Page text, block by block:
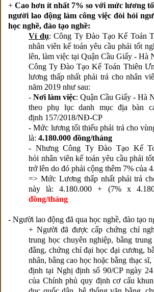
+ Cao hơn ít nhất 7% so với mức lương
người lao động làm công việc đòi hỏi
học nghề, đào tạo nghề:
Ví dụ: Công Ty Đào Tạo Kế Toán
nhân viên kế toán yêu cầu phải tốt
lên, làm việc tại Quận Cầu Giấy - Hà
Công Ty Đào Tạo Kế Toán Thiên
lương thấp nhất phải trả cho nhân
năm 2019 như sau:
- Nơi làm việc: Quận Cầu Giấy - Hà
theo phụ lục danh mục địa bàn
định 157/2018/NĐ-CP
- Mức lương tối thiểu phải trả cho
là: 4.180.000 đồng/tháng
- Nhưng Công Ty Đào Tạo Kế
hỏi nhân viên kế toán yêu cầu phải
trở lên do đó phải cộng thêm 7% của
=> Mức Lương thấp nhất phải trả
này là: 4.180.000 + (7% x
đồng/tháng
- Người lao động đã qua học nghề, đào tạo
+ Người đã được cấp chứng chỉ
trung học chuyên nghiệp, bằng
đẳng, chứng chỉ đại học đại cương,
nhân, bằng cao học hoặc bằng thạc
định tại Nghị định số 90/CP ngày
của Chính phủ quy định cơ cấu